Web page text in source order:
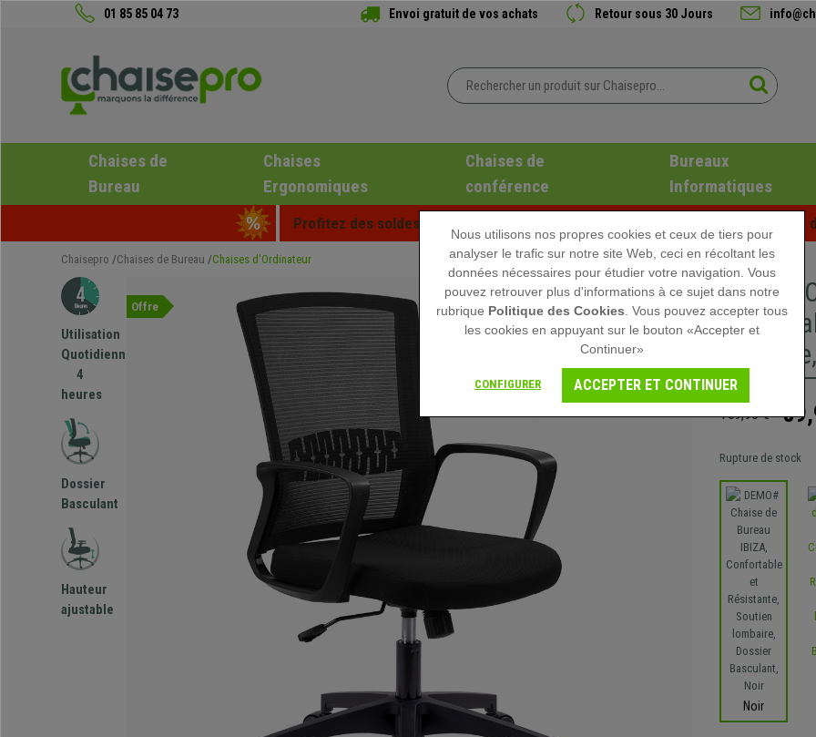
01 85 85 04 73 Envoi gratuit de vos achats Retour sous 30 Jours
Chaises de
Bureau
Chaises
Ergonomiques
Chaises de
conférence
Bureaux
Informatiques
Profitez des soldes d'été chez Chaisepro ! Des réductions exclusives pour une
Chaisepro Chaises de Bureau Chaises d'Ordinateur
Utilisation
Quotidienne
4
heures
Dossier
Basculant
Hauteur
ajustable
Offre
DEMO#
159,90 €
Rupture de stock
Noir
Nous utilisons nos propres cookies et ceux de tiers pour
analyser le trafic sur notre site Web, ceci en récoltant les
données nécessaires pour étudier votre navigation. Vous
pouvez retrouver plus d'informations à ce sujet dans notre
rubrique Politique des Cookies . Vous pouvez accepter tous
les cookies en appuyant sur le bouton «Accepter et
Continuer»
CONFIGURER ACCEPTER ET CONTINUER